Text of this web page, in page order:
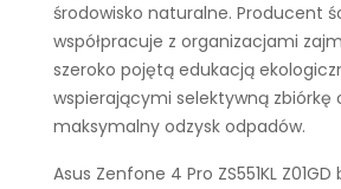
środowisko naturalne. Producent
współpracuje z organizacjami
szeroko pojętą edukacją
wspierającymi selektywną zbiórkę
maksymalny odzysk odpadów.
Asus Zenfone 4 Pro ZS551KL